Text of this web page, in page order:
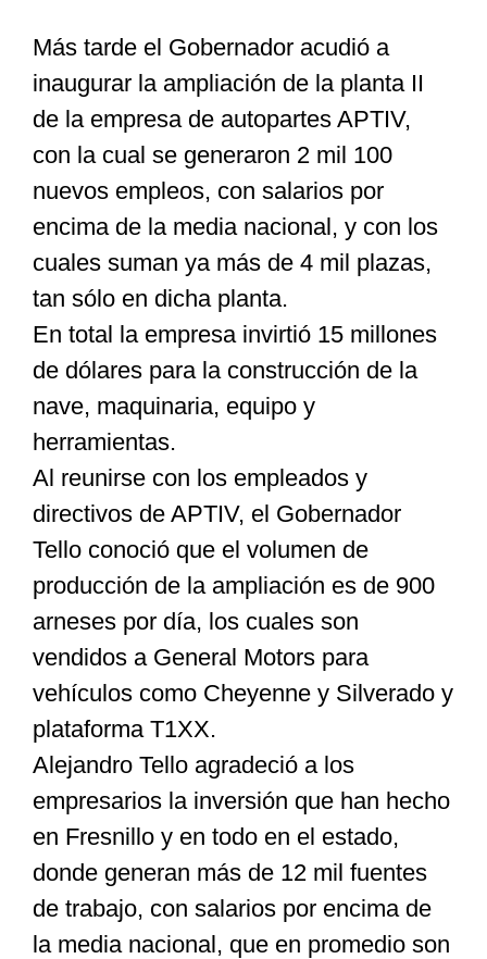
Más tarde el Gobernador acudió a
inaugurar la ampliación de la planta II
de la empresa de autopartes APTIV,
con la cual se generaron 2 mil 100
nuevos empleos, con salarios por
encima de la media nacional, y con los
cuales suman ya más de 4 mil plazas,
tan sólo en dicha planta.
En total la empresa invirtió 15 millones
de dólares para la construcción de la
nave, maquinaria, equipo y
herramientas.
Al reunirse con los empleados y
directivos de APTIV, el Gobernador
Tello conoció que el volumen de
producción de la ampliación es de 900
arneses por día, los cuales son
vendidos a General Motors para
vehículos como Cheyenne y Silverado y
plataforma T1XX.
Alejandro Tello agradeció a los
empresarios la inversión que han hecho
en Fresnillo y en todo en el estado,
donde generan más de 12 mil fuentes
de trabajo, con salarios por encima de
la media nacional, que en promedio son